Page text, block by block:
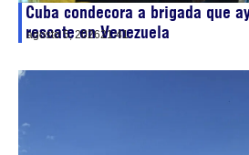
Cuba condecora a brigada que
rescate en Venezuela
agosto 5, 202621:41